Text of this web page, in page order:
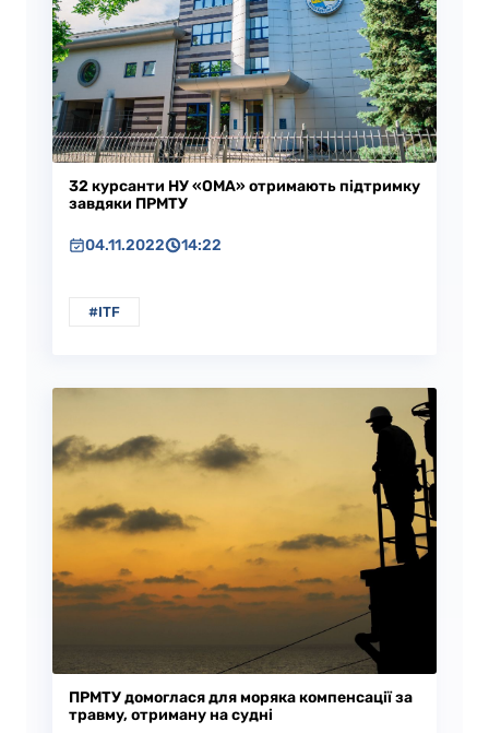
32 курсанти НУ «ОМА» отримають підтримку
завдяки ПРМТУ
04.11.2022 14:22
#ITF
ПРМТУ домоглася для моряка компенсації за
травму, отриману на судні